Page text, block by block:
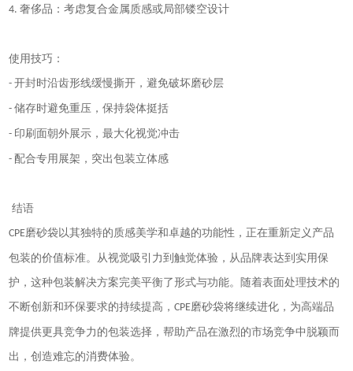
4.奢侈品：考虑复合金属质感或局部镂空设计
使用技巧：
-开封时沿齿形线缓慢撕开，避免破坏磨砂层
-储存时避免重压，保持袋体挺括
- 印刷面朝外展示，最大化视觉冲击
- 配合专用展架，突出包装立体感
结语
CPE磨砂袋以其独特的质感美学和卓越的功能性，正在重新定义产品
包装的价值标准。从视觉吸引力到触觉体验，从品牌表达到实用保
护，这种包装解决方案完美平衡了形式与功能。随着表面处理技术的
不断创新和环保要求的持续提高，CPE磨砂袋将继续进化，为高端品
牌提供更具竞争力的包装选择，帮助产品在激烈的市场竞争中脱颖而
出，创造难忘的消费体验。